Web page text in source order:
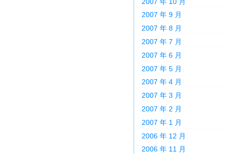
2007 年 9 月
2007 年 8 月
2007 年 7 月
2007 年 6 月
2007 年 5 月
2007 年 4 月
2007 年 3 月
2007 年 2 月
2007 年 1 月
2006 年 12 月
2006 年 11 月